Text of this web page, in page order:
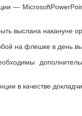
—
выслана накануне
на флешке в день
в качестве